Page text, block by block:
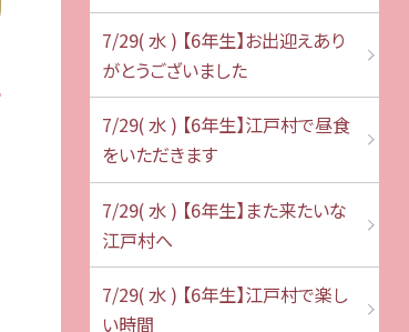
7/29( 水 ) 【6年生】お出迎えあり
がとうございました
7/29( 水 ) 【6年生】江戸村で昼食
をいただきます
7/29( 水 ) 【6年生】また来たいな
江戸村へ
7/29( 水 ) 【6年生】江戸村で楽し
い時間